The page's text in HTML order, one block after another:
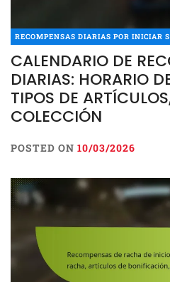
RECOMPENSAS DIARIAS POR INICIAR
CALENDARIO DE
DIARIAS: HORARIO
TIPOS DE
COLECCIÓN
POSTED ON 10/03/2026